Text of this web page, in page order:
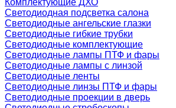
Комплектующие ДХО
Светодиодная подсветка салона
Светодиодные ангельские глазки
Светодиодные гибкие трубки
Светодиодные комплектующие
Светодиодные лампы ПТФ и фары
Светодиодные лампы с линзой
Светодиодные ленты
Светодиодные линзы ПТФ и фары
Светодиодные проекции в дверь